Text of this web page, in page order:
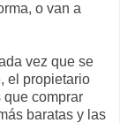
o van a
vez que se
el propietario
que comprar
baratas y las